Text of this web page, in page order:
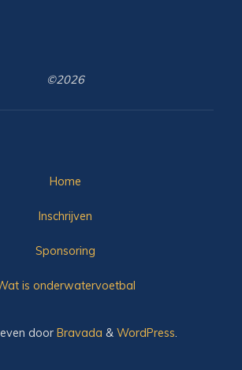
©2026
Home
Inschrijven
Sponsoring
is onderwatervoetbal
door Bravada & WordPress.